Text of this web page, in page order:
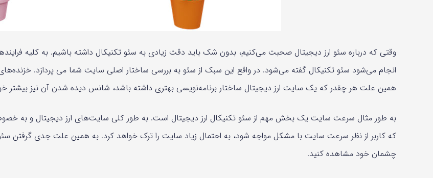
وقتی که درباره سئو ارز دیجیتال صحبت می‌کنیم، بدون شک باید دقت زیادی به سئو تکنیکال داشته باشیم. به کلیه
انجام می‌شود سئو تکنیکال گفته می‌شود. در واقع این سبک از سئو به بررسی ساختار اصلی سایت شما می پردازد.
همین علت هر چقدر که یک سایت ارز دیجیتال ساختار برنامه‌نویسی بهتری داشته باشد، شانس دیده شدن آن نیز بیشتر
به طور مثال سرعت سایت یک بخش مهم از سئو تکنیکال ارز دیجیتال است. به طور کلی سایت‌های ارز دیجیتال و به خصوص
که کاربر از نظر سرعت سایت با مشکل مواجه شود، به احتمال زیاد سایت را ترک خواهد کرد. به همین علت جدی گرفتن سئو
چشمان خود مشاهده کنید.